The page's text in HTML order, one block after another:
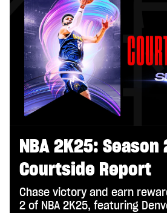
NBA 2K25: Season
Courtside Report
Chase victory and earn
2 of NBA 2K25, featuring